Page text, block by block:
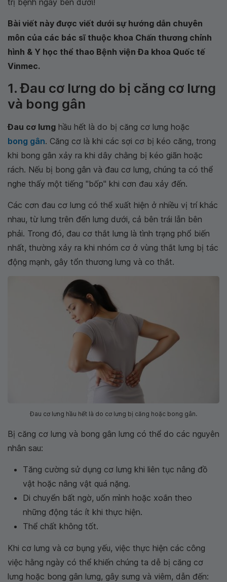
trị bệnh ngay bên dưới!
Bài viết này được viết dưới sự hướng dẫn chuyên
môn của các bác sĩ thuộc khoa Chấn thương chỉnh
hình & Y học thể thao Bệnh viện Đa khoa Quốc tế
Vinmec.
1. Đau cơ lưng do bị căng cơ lưng
và bong gân
Đau cơ lưng hầu hết là do bị căng cơ lưng hoặc
bong gân. Căng cơ là khi các sợi cơ bị kéo căng, trong
khi bong gân xảy ra khi dây chằng bị kéo giãn hoặc
rách. Nếu bị bong gân và đau cơ lưng, chúng ta có thể
nghe thấy một tiếng "bốp" khi cơn đau xảy đến.
Các cơn đau cơ lưng có thể xuất hiện ở nhiều vị trí khác
nhau, từ lưng trên đến lưng dưới, cả bên trái lẫn bên
phải. Trong đó, đau cơ thắt lưng là tình trạng phổ biến
nhất, thường xảy ra khi nhóm cơ ở vùng thắt lưng bị tác
động mạnh, gây tổn thương lưng và co thắt.
Đau cơ lưng hầu hết là do cơ lưng bị căng hoặc bong gân.
Bị căng cơ lưng và bong gân lưng có thể do các nguyên
nhân sau:
Tăng cường sử dụng cơ lưng khi liên tục nâng đồ
vật hoặc nâng vật quá nặng.
Di chuyển bất ngờ, uốn mình hoặc xoắn theo
những động tác ít khi thực hiện.
Thể chất không tốt.
Khi cơ lưng và cơ bụng yếu, việc thực hiện các công
việc hằng ngày có thể khiến chúng ta dễ bị căng cơ
lưng hoặc bong gân lưng, gây sưng và viêm, dẫn đến: